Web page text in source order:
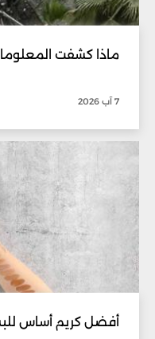
ماذا كشفت
7 آب 2026
أفضل كريم أساس